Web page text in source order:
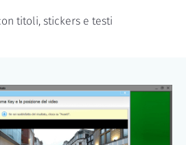
titoli, stickers e testi